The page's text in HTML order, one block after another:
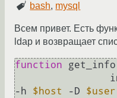
bash, mysql
Всем привет. Есть
ldap и возвращает
function
-h $host -D $user